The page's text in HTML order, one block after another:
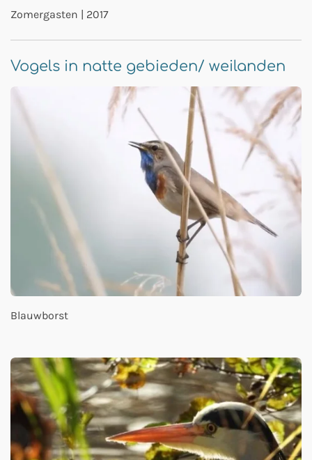
Zomergasten | 2017
Vogels in natte gebieden/ weilanden
Blauwborst